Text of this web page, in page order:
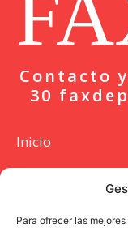
Para ofrecer las
Contacto
30
Inicio
Actualidad